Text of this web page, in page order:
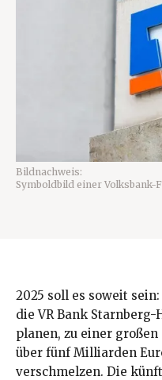
Bildnachweis:
Symboldbild einer Volksbank-
2025 soll es soweit
die VR Bank
planen, zu einer
über fünf Milliarden
verschmelzen. Die